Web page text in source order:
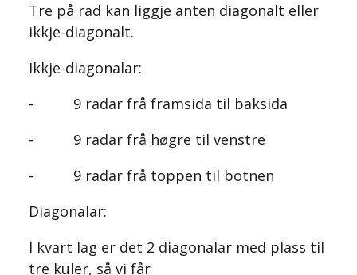
Tre på rad kan liggje anten diagonalt eller
ikkje-diagonalt.
Ikkje-diagonalar:
- 9 radar frå framsida til baksida
- 9 radar frå høgre til venstre
- 9 radar frå toppen til botnen
Diagonalar:
I kvart lag er det 2 diagonalar med plass til
tre kuler, så vi får